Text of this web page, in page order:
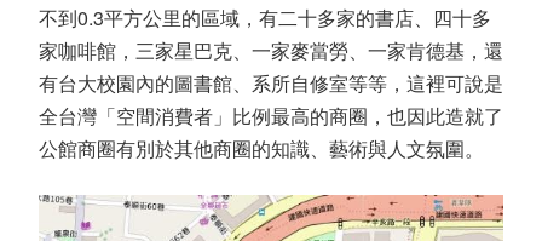
不到0.3平方公里的區域，有二十多家的書店、四十多
家咖啡館，三家星巴克、一家麥當勞、一家肯德基，還
有台大校園內的圖書館、系所自修室等等，這裡可說是
全台灣「空間消費者」比例最高的商圈，也因此造就了
公館商圈有別於其他商圈的知識、藝術與人文氛圍。